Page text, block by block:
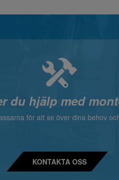
du hjälp med
för att se över dina behov
KONTAKTA OSS